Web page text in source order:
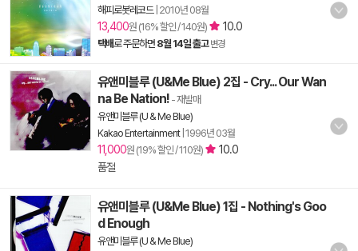
해피로봇레코드| 2010년 08월
13,400원 (16% 할인 / 140원) 10.0
택배로 주문하면 8월 14일 출고 변경
유앤미블루 (U&Me Blue) 2집 - Cry... Our Wan
na Be Nation! - 재발매
유앤미블루 (U & Me Blue)
Kakao Entertainment| 1996년 03월
11,000원 (19% 할인 / 110원)
10.0
품절
유앤미블루 (U&Me Blue) 1집 - Nothing's Goo
d Enough
유앤미블루 (U & Me Blue)